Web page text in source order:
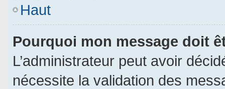
Haut
Pourquoi mon message doit
L’administrateur peut avoir
nécessite la validation des